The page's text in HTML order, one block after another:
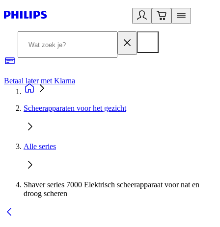
Betaal later met Klarna
Scheerapparaten voor het gezicht
Alle series
Shaver series 7000 Elektrisch scheerapparaat voor nat en
droog scheren